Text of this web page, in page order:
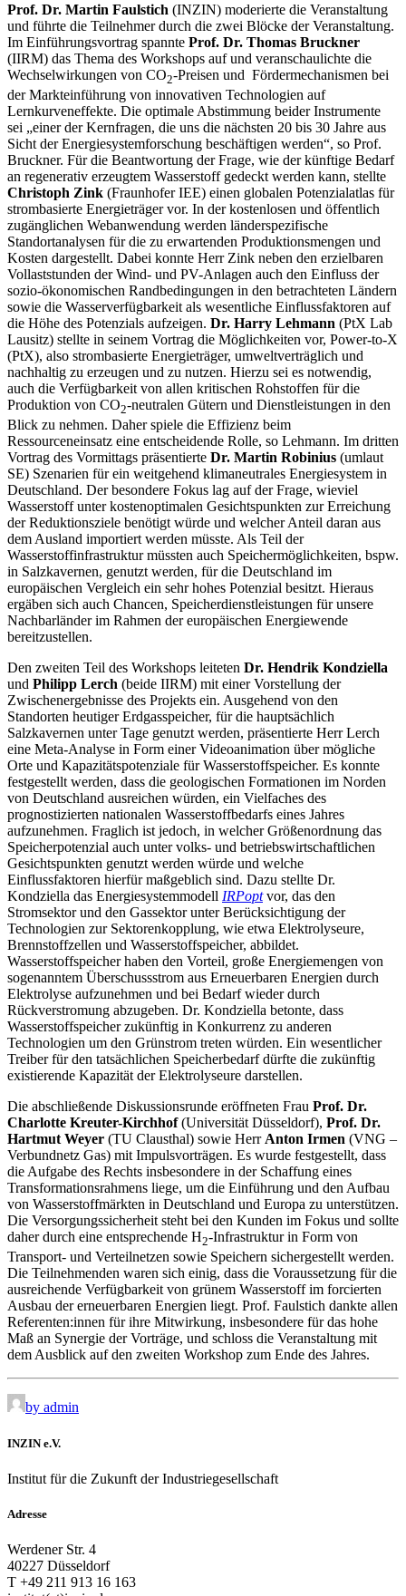
Prof. Dr. Martin Faulstich (INZIN) moderierte die Veranstaltung
und führte die Teilnehmer durch die zwei Blöcke der Veranstaltung.
Im Einführungsvortrag spannte Prof. Dr. Thomas Bruckner
(IIRM) das Thema des Workshops auf und veranschaulichte die
Wechselwirkungen von CO2-Preisen und Fördermechanismen bei
der Markteinführung von innovativen Technologien auf
Lernkurveneffekte. Die optimale Abstimmung beider Instrumente
sei „einer der Kernfragen, die uns die nächsten 20 bis 30 Jahre aus
Sicht der Energiesystemforschung beschäftigen werden“, so Prof.
Bruckner. Für die Beantwortung der Frage, wie der künftige Bedarf
an regenerativ erzeugtem Wasserstoff gedeckt werden kann, stellte
Christoph Zink (Fraunhofer IEE) einen globalen Potenzialatlas für
strombasierte Energieträger vor. In der kostenlosen und öffentlich
zugänglichen Webanwendung werden länderspezifische
Standortanalysen für die zu erwartenden Produktionsmengen und
Kosten dargestellt. Dabei konnte Herr Zink neben den erzielbaren
Vollaststunden der Wind- und PV-Anlagen auch den Einfluss der
sozio-ökonomischen Randbedingungen in den betrachteten Ländern
sowie die Wasserverfügbarkeit als wesentliche Einflussfaktoren auf
die Höhe des Potenzials aufzeigen. Dr. Harry Lehmann (PtX Lab
Lausitz) stellte in seinem Vortrag die Möglichkeiten vor, Power-to-X
(PtX), also strombasierte Energieträger, umweltverträglich und
nachhaltig zu erzeugen und zu nutzen. Hierzu sei es notwendig,
auch die Verfügbarkeit von allen kritischen Rohstoffen für die
Produktion von CO2-neutralen Gütern und Dienstleistungen in den
Blick zu nehmen. Daher spiele die Effizienz beim
Ressourceneinsatz eine entscheidende Rolle, so Lehmann. Im dritten
Vortrag des Vormittags präsentierte Dr. Martin Robinius (umlaut
SE) Szenarien für ein weitgehend klimaneutrales Energiesystem in
Deutschland. Der besondere Fokus lag auf der Frage, wieviel
Wasserstoff unter kostenoptimalen Gesichtspunkten zur Erreichung
der Reduktionsziele benötigt würde und welcher Anteil daran aus
dem Ausland importiert werden müsste. Als Teil der
Wasserstoffinfrastruktur müssten auch Speichermöglichkeiten, bspw.
in Salzkavernen, genutzt werden, für die Deutschland im
europäischen Vergleich ein sehr hohes Potenzial besitzt. Hieraus
ergäben sich auch Chancen, Speicherdienstleistungen für unsere
Nachbarländer im Rahmen der europäischen Energiewende
bereitzustellen.
Den zweiten Teil des Workshops leiteten Dr. Hendrik Kondziella
und Philipp Lerch (beide IIRM) mit einer Vorstellung der
Zwischenergebnisse des Projekts ein. Ausgehend von den
Standorten heutiger Erdgasspeicher, für die hauptsächlich
Salzkavernen unter Tage genutzt werden, präsentierte Herr Lerch
eine Meta-Analyse in Form einer Videoanimation über mögliche
Orte und Kapazitätspotenziale für Wasserstoffspeicher. Es konnte
festgestellt werden, dass die geologischen Formationen im Norden
von Deutschland ausreichen würden, ein Vielfaches des
prognostizierten nationalen Wasserstoffbedarfs eines Jahres
aufzunehmen. Fraglich ist jedoch, in welcher Größenordnung das
Speicherpotenzial auch unter volks- und betriebswirtschaftlichen
Gesichtspunkten genutzt werden würde und welche
Einflussfaktoren hierfür maßgeblich sind. Dazu stellte Dr.
Kondziella das Energiesystemmodell IRPopt vor, das den
Stromsektor und den Gassektor unter Berücksichtigung der
Technologien zur Sektorenkopplung, wie etwa Elektrolyseure,
Brennstoffzellen und Wasserstoffspeicher, abbildet.
Wasserstoffspeicher haben den Vorteil, große Energiemengen von
sogenanntem Überschussstrom aus Erneuerbaren Energien durch
Elektrolyse aufzunehmen und bei Bedarf wieder durch
Rückverstromung abzugeben. Dr. Kondziella betonte, dass
Wasserstoffspeicher zukünftig in Konkurrenz zu anderen
Technologien um den Grünstrom treten würden. Ein wesentlicher
Treiber für den tatsächlichen Speicherbedarf dürfte die zukünftig
existierende Kapazität der Elektrolyseure darstellen.
Die abschließende Diskussionsrunde eröffneten Frau Prof. Dr.
Charlotte Kreuter-Kirchhof(Universität Düsseldorf), Prof. Dr.
Hartmut Weyer (TU Clausthal) sowie Herr Anton Irmen (VNG –
Verbundnetz Gas) mit Impulsvorträgen. Es wurde festgestellt, dass
die Aufgabe des Rechts insbesondere in der Schaffung eines
Transformationsrahmens liege, um die Einführung und den Aufbau
von Wasserstoffmärkten in Deutschland und Europa zu unterstützen.
Die Versorgungssicherheit steht bei den Kunden im Fokus und sollte
daher durch eine entsprechende H2-Infrastruktur in Form von
Transport- und Verteilnetzen sowie Speichern sichergestellt werden.
Die Teilnehmenden waren sich einig, dass die Voraussetzung für die
ausreichende Verfügbarkeit von grünem Wasserstoff im forcierten
Ausbau der erneuerbaren Energien liegt. Prof. Faulstich dankte allen
Referenten:innen für ihre Mitwirkung, insbesondere für das hohe
Maß an Synergie der Vorträge, und schloss die Veranstaltung mit
dem Ausblick auf den zweiten Workshop zum Ende des Jahres.
by admin
INZIN e.V.
Institut für die Zukunft der Industriegesellschaft
Adresse
Werdener Str. 4
40227 Düsseldorf
T +49 211 913 16 163